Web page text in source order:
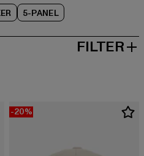
5-PANEL
FILTER
-20%